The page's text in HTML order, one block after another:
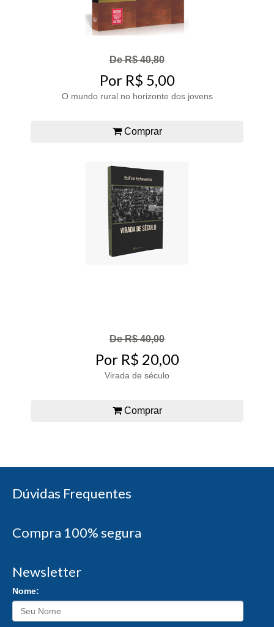
De R$ 40,80
Por R$ 5,00
O mundo rural no horizonte dos jovens
Comprar
De R$ 40,00
Por R$ 20,00
Virada de século
Comprar
Dúvidas Frequentes
Compra 100% segura
Newsletter
Nome: